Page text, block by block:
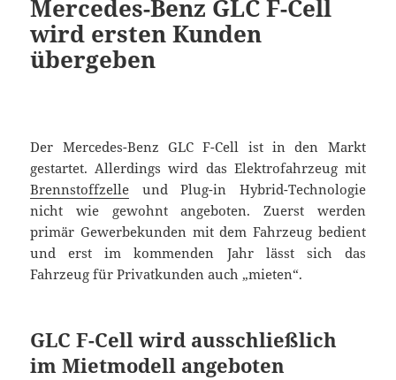
Mercedes-Benz GLC F-Cell
wird ersten Kunden
übergeben
Der Mercedes-Benz GLC F-Cell ist in den Markt
gestartet. Allerdings wird das Elektrofahrzeug mit
Brennstoffzelle und Plug-in Hybrid-Technologie
nicht wie gewohnt angeboten. Zuerst werden
primär Gewerbekunden mit dem Fahrzeug bedient
und erst im kommenden Jahr lässt sich das
Fahrzeug für Privatkunden auch „mieten“.
GLC F-Cell wird ausschließlich
im Mietmodell angeboten